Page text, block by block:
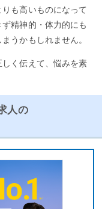
も高いものになって
精神的・体力的にも
うかもしれません。
く伝えて、悩みを素
人の